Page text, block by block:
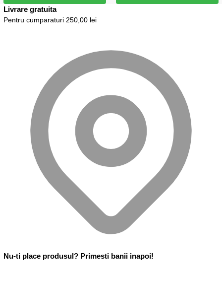
Livrare gratuita
Pentru cumparaturi 250,00 lei
Nu-ti place produsul? Primesti banii inapoi!